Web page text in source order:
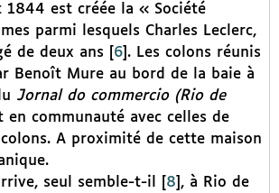
1844 est créée la « Société
parmi lesquels Charles Leclerc,
de deux ans
6] . Les colons réunis
Benoît Mure au bord de la baie à
Jornal do commercio (Rio de
communauté avec celles de
A proximité de cette maison
seul semble-t-il
8 , à Rio de